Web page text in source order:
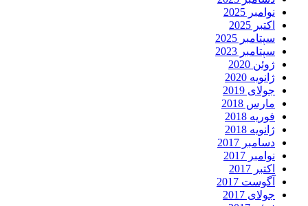
نوامبر 2025
اکتبر 2025
سپتامبر 2025
سپتامبر 2023
ژوئن 2020
ژانویه 2020
جولای 2019
مارس 2018
فوریه 2018
ژانویه 2018
دسامبر 2017
نوامبر 2017
اکتبر 2017
آگوست 2017
جولای 2017